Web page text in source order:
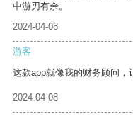
中游刃有余。
2024-04-08
游客
这款app就像我的财务顾问，
2024-04-08